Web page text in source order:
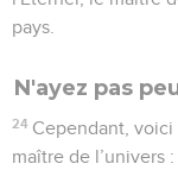
pays.
N'ayez pas
24 Cependant,
maître de l’univers